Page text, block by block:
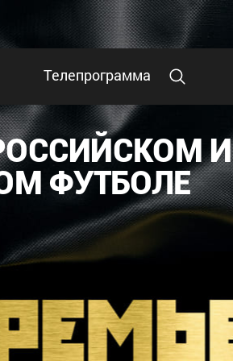
Телепрограмма
И
ФУТБОЛЕ